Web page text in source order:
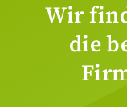
Wir
die